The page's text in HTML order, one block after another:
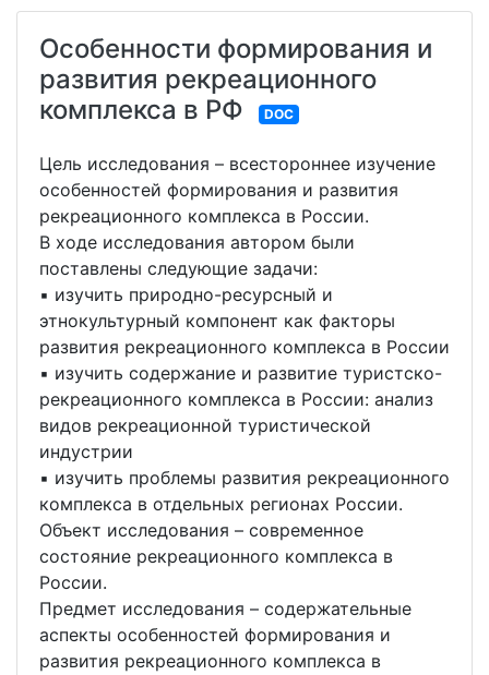
Особенности формирования и
развития рекреационного
комплекса в РФ
DOC
Цель исследования – всестороннее изучение
особенностей формирования и развития
рекреационного комплекса в России.
В ходе исследования автором были
поставлены следующие задачи:
▪ изучить природно-ресурсный и
этнокультурный компонент как факторы
развития рекреационного комплекса в России
▪ изучить содержание и развитие туристско-
рекреационного комплекса в России: анализ
видов рекреационной туристической
индустрии
▪ изучить проблемы развития рекреационного
комплекса в отдельных регионах России.
Объект исследования – современное
состояние рекреационного комплекса в
России.
Предмет исследования – содержательные
аспекты особенностей формирования и
развития рекреационного комплекса в